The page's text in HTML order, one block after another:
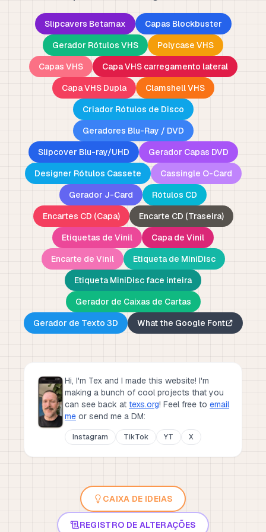
Slipcavers Betamax
Capas Blockbuster
Gerador Rótulos VHS
Polycase VHS
Capas VHS
Capa VHS carregamento lateral
Capa VHS Dupla
Clamshell VHS
Criador Rótulos de Disco
Geradores Blu-Ray / DVD
Slipcover Blu-ray/UHD
Gerador Capas DVD
Designer Rótulos Cassete
Cassingle O-Card
Gerador J-Card
Rótulos CD
Encartes CD (Capa)
Encarte CD (Traseira)
Etiquetas de Vinil
Capa de Vinil
Encarte de Vinil
Etiqueta de MiniDisc
Etiqueta MiniDisc face inteira
Gerador de Caixas de Cartas
Gerador de Texto 3D
What the Google Font
Hi, I'm Tex and I made this website! I'm
making a bunch of cool projects that you
can see back at texs.org! Feel free to email
me or send me a DM:
Instagram TikTok YT X
CAIXA DE IDEIAS
REGISTRO DE ALTERAÇÕES